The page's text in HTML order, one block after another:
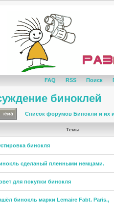
FAQ RSS Поиск
биноклей
Список форумов Бинокли и их
Темы
бинокля
сделаный пленными немцами.
для покупки бинокля
бинокль марки Lemaire Fabt. Paris.,